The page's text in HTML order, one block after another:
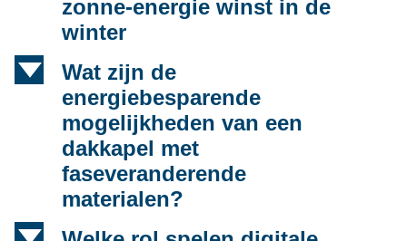
zonne-energie winst in de
winter
d
Wat zijn de
energiebesparende
mogelijkheden van een
dakkapel met
faseveranderende
materialen?